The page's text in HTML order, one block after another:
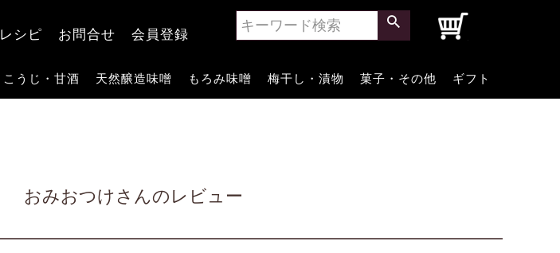
レシピ お問合せ 会員登録
こうじ・甘酒 天然醸造味噌 もろみ味噌 梅干し・漬物 菓子・その他 ギフト
おみおつけさんのレビュー